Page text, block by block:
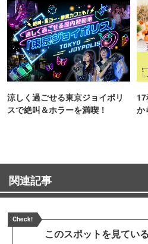
涼しく過ごせる東京ジョイポリ
スで絶叫＆ホラーを満喫！
か
関連記事
Check!
このスポットを見ている